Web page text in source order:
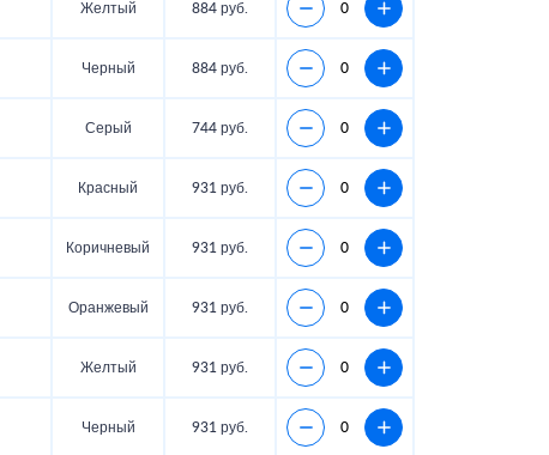
Желтый 884 руб.
Черный 884 руб.
Серый 744 руб.
Красный 931 руб.
Коричневый 931 руб.
Оранжевый 931 руб.
Желтый 931 руб.
Черный 931 руб.